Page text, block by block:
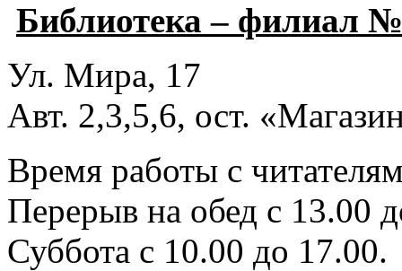
Библиотека – филиал
Ул. Мира, 17
Авт. 2,3,5,6, ост.
Время работы с
Перерыв на обед с 13.00
Суббота с 10.00 до 17.00.